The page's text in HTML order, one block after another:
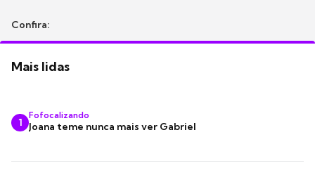
Confira:
Mais lidas
1
Fofocalizando
Joana teme nunca mais ver Gabriel